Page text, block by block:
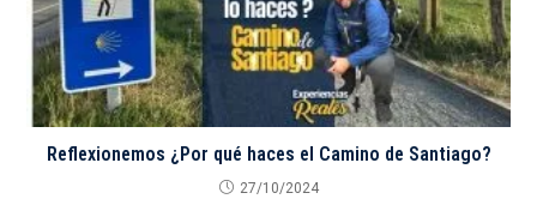
Reflexionemos ¿Por qué haces el Camino de Santiago?
27/10/2024